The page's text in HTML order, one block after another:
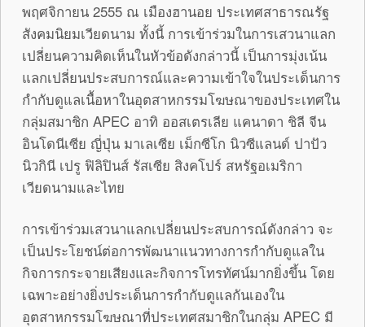
พฤศจิกายน 2555 ณ เมืองฮานอย ประเทศสาธารณรัฐ
สังคมนิยมเวียดนาม ทั้งนี้ การเข้าร่วมในการเสวนาแลก
เปลี่ยนความคิดเห็นในหัวข้อดังกล่าวนี้ เป็นการมุ่งเน้น
แลกเปลี่ยนประสบการณ์และความเข้าใจในประเด็นการ
กำกับดูแลเนื้อหาในอุตสาหกรรมโฆษณาของประเทศใน
กลุ่มสมาชิก APEC อาทิ ออสเตรเลีย แคนาดา ชิลี จีน
อินโดนีเซีย ญี่ปุ่น มาเลเซีย เม็กซีโก นิวซีแลนด์ ปาปัว
นิวกินี เปรู ฟิลิปินส์ รัสเซีย สิงคโปร์ สหรัฐอเมริกา
เวียดนามและไทย
การเข้าร่วมเสวนาแลกเปลี่ยนประสบการณ์ดังกล่าว จะ
เป็นประโยชน์ต่อการพัฒนาแนวทางการกำกับดูแลใน
กิจการกระจายเสียงและกิจการโทรทัศน์มากยิ่งขึ้น โดย
เฉพาะอย่างยิ่งประเด็นการกำกับดูแลกันเองใน
อุตสาหกรรมโฆษณาที่ประเทศสมาชิกในกลุ่ม APEC มี